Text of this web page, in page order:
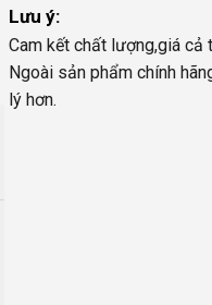
Lưu ý:
Cam kết chất lượng,giá cả
Ngoài sản phẩm chính
lý hơn.